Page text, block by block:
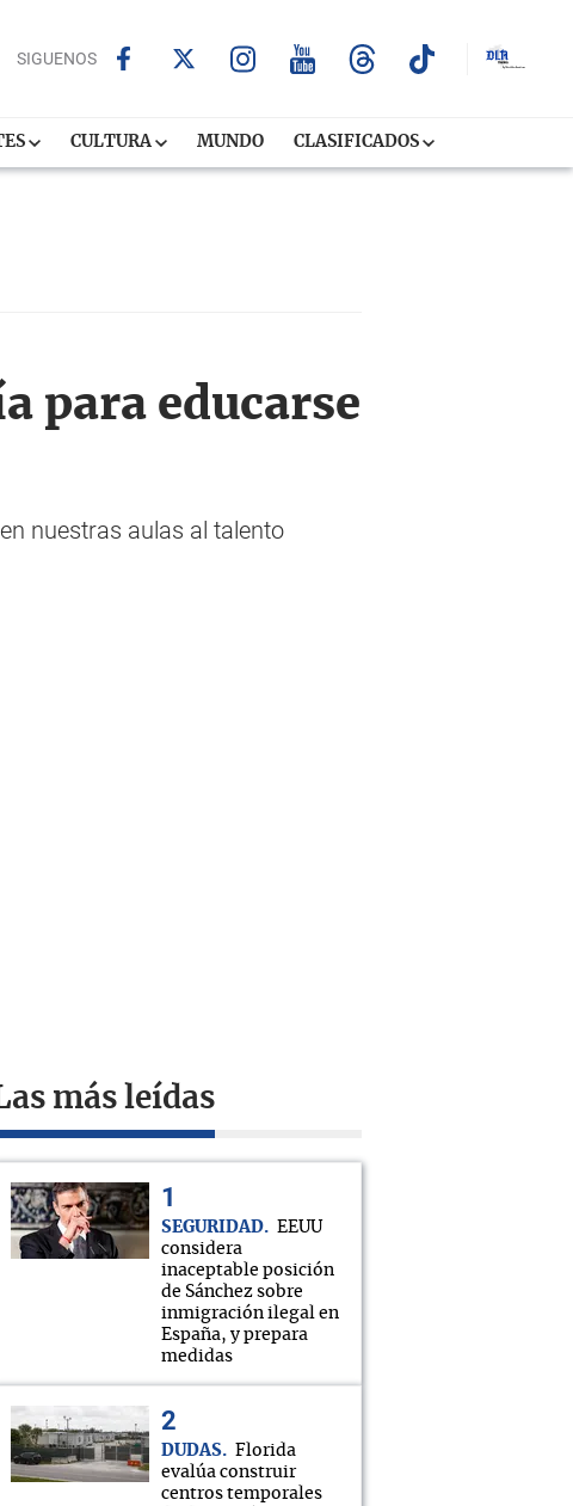
SIGUENOS
CULTURA MUNDO CLASIFICADOS
para educarse
nuestras aulas al talento
más leídas
SEGURIDAD
EEUU
considera
inaceptable posición
de Sánchez sobre
inmigración ilegal en
España, y prepara
medidas
DUDAS
Florida
evalúa construir
centros temporales